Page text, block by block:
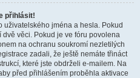
přihlásit!
uživatelského jména a hesla. Pokud
věci. Pokud je ve fóru povolena
na ochranu soukromí nezletilých
zadali, že ještě nemáte třináct
které jste obdrželi e-mailem. Na
před přihlášením proběhla aktivace